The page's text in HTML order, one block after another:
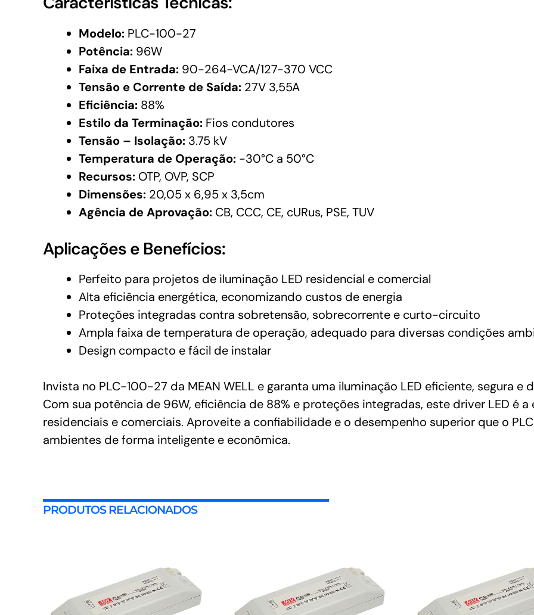
Modelo: PLC-100-27
Potência: 96W
Faixa de Entrada: 90-264-VCA/127-370 VCC
Tensão e Corrente de Saída: 27V 3,55A
Eficiência: 88%
Estilo da Terminação: Fios condutores
Tensão – Isolação: 3.75 kV
Temperatura de Operação: -30°C a 50°C
Recursos: OTP, OVP, SCP
Dimensões: 20,05 x 6,95 x 3,5cm
Agência de Aprovação: CB, CCC, CE, cURus, PSE, TUV
Aplicações e Benefícios:
Perfeito para projetos de iluminação LED residencial e comercial
Alta eficiência energética, economizando custos de energia
Proteções integradas contra sobretensão, sobrecorrente e curto-circuito
Ampla faixa de temperatura de operação, adequado para diversas condições
Design compacto e fácil de instalar
Invista no PLC-100-27 da MEAN WELL e garanta uma iluminação LED eficiente, segura
Com sua potência de 96W, eficiência de 88% e proteções integradas, este driver LED é
residenciais e comerciais. Aproveite a confiabilidade e o desempenho superior que o
ambientes de forma inteligente e econômica.
PRODUTOS RELACIONADOS